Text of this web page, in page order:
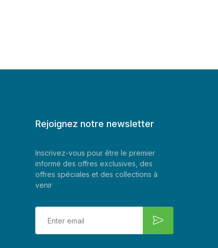
Rejoignez notre newsletter
Inscrivez-vous pour être le premier
informé des offres exclusives, des
offres spéciales et des collections à
venir